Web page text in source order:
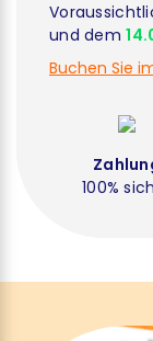
und dem
Buchen Sie
100%